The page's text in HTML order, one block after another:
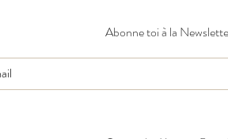
Abonne toi à la